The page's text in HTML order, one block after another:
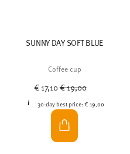
SUNNY DAY SOFT BLUE
Coffee cup
€ 17,10Price reduced from
€ 19,00
30-day best price:€ 19,00